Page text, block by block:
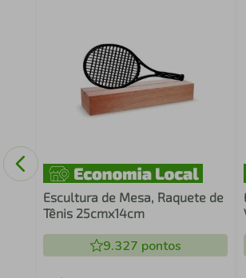
Escultura de Mesa, Raquete de
Tênis 25cmx14cm
9.327 pontos